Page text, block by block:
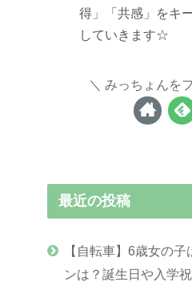
得」「共感」をキ
していきます☆
みっちょんを
最近の投稿
【自転車】6歳女の
ンは？誕生日や入学